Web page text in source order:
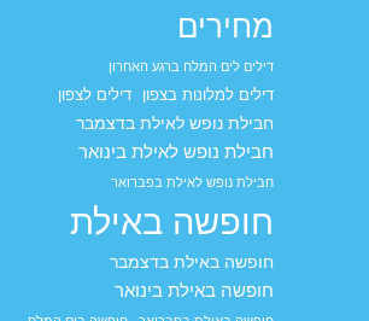
מחירים
דילים לים המלח ברגע האחרון
דילים למלונות בצפון דילים לצפון
חבילת נופש לאילת בדצמבר
חבילת נופש לאילת בינואר
חבילת נופש לאילת בפברואר
חופשה באילת
חופשה באילת בדצמבר
חופשה באילת בינואר